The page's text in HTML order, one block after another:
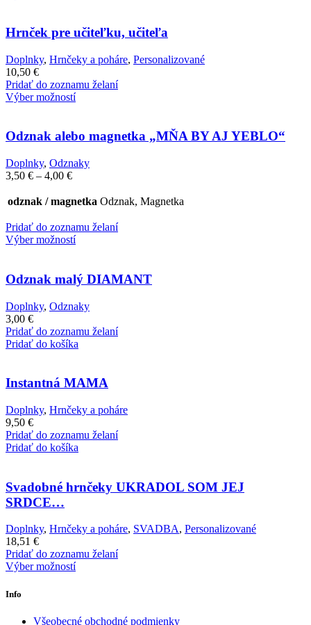
Hrnček pre učiteľku, učiteľa
Doplnky, Hrnčeky a poháre, Personalizované
10,50 €
Pridať do zoznamu želaní
Výber možností
Odznak alebo magnetka „MŇA BY AJ YEBLO“
Doplnky, Odznaky
3,50 € – 4,00 €Price
3,50 €
4,00 €
odznak / magnetka Odznak, Magnetka
Pridať do zoznamu želaní
Výber možností
Odznak malý DIAMANT
Doplnky, Odznaky
3,00 €
Pridať do zoznamu želaní
Pridať do košíka
Instantná MAMA
Doplnky, Hrnčeky a poháre
9,50 €
Pridať do zoznamu želaní
Pridať do košíka
Svadobné hrnčeky UKRADOL SOM JEJ
SRDCE…
Doplnky, Hrnčeky a poháre, SVADBA, Personalizované
18,51 €
Pridať do zoznamu želaní
Výber možností
Info
Všeobecné obchodné podmienky